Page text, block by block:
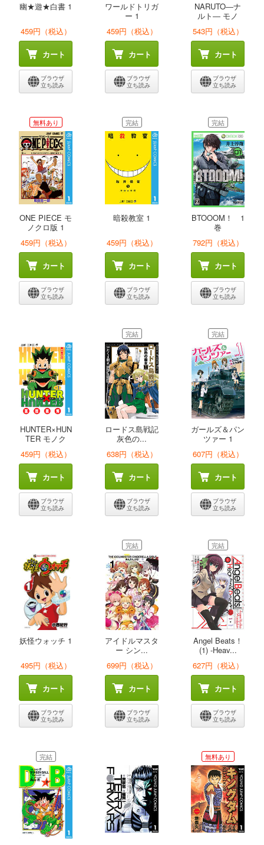
幽★遊★白書 1
459円（税込）
カート
ブラウザ
立ち読み
ワールドトリガ
ー 1
459円（税込）
カート
ブラウザ
立ち読み
NARUTO―ナ
ルト― モノ
ク...
543円（税込）
カート
ブラウザ
立ち読み
無料あり
ONE PIECE モ
ノクロ版 1
459円（税込）
カート
ブラウザ
立ち読み
完結
暗殺教室 1
459円（税込）
カート
ブラウザ
立ち読み
完結
BTOOOM！ 1
巻
792円（税込）
カート
ブラウザ
立ち読み
HUNTER×HUN
TER モノク
ロ...
459円（税込）
カート
ブラウザ
立ち読み
完結
ロードス島戦記
灰色の...
638円（税込）
カート
ブラウザ
立ち読み
完結
ガールズ＆パン
ツァー 1
607円（税込）
カート
ブラウザ
立ち読み
妖怪ウォッチ 1
495円（税込）
カート
ブラウザ
立ち読み
完結
アイドルマスタ
ー シン...
699円（税込）
カート
ブラウザ
立ち読み
完結
Angel Beats！
(1) -Heav...
627円（税込）
カート
ブラウザ
立ち読み
完結 無料あり